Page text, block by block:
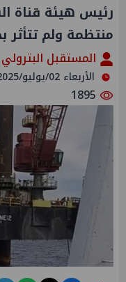
رئيس هيئة قناة
منتظمة ولم تتأثر
المستقبل البترولي
الأربعاء 02/يوليو/2025 - 11:43 ص